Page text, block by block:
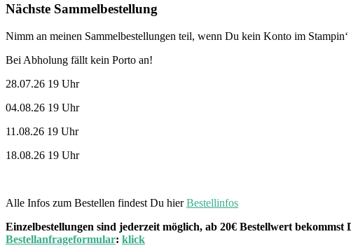
Nächste Sammelbestellung
Nimm an meinen Sammelbestellungen teil, wenn Du kein Konto im
Bei Abholung fällt kein Porto an!
28.07.26 19 Uhr
04.08.26 19 Uhr
11.08.26 19 Uhr
18.08.26 19 Uhr
Alle Infos zum Bestellen findest Du hierBestellinfos
Einzelbestellungen sind jederzeit möglich, ab 20€ Bestellwert
Bestellanfrageformular: klick